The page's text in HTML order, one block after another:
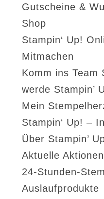
Gutscheine &
Shop
Stampin‘ Up!
Mitmachen
Komm ins Team
werde Stampin’
Mein
Stampin‘ Up! –
Über Stampin’
Aktuelle Aktionen
24-Stunden-
Auslaufprodukte